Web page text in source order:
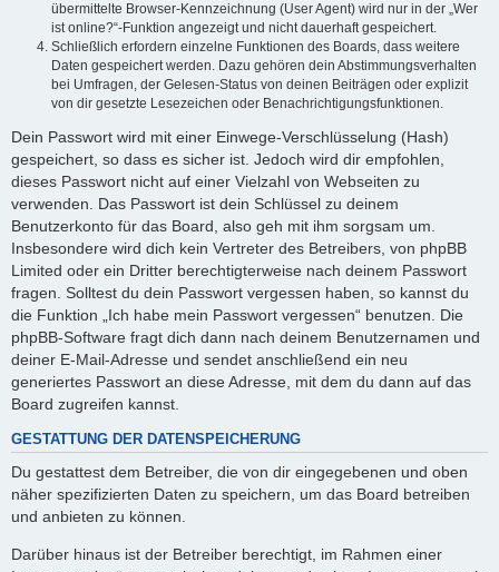
übermittelte Browser-Kennzeichnung (User Agent) wird nur in der „Wer
ist online?“-Funktion angezeigt und nicht dauerhaft gespeichert.
Schließlich erfordern einzelne Funktionen des Boards, dass weitere
Daten gespeichert werden. Dazu gehören dein Abstimmungsverhalten
bei Umfragen, der Gelesen-Status von deinen Beiträgen oder explizit
von dir gesetzte Lesezeichen oder Benachrichtigungsfunktionen.
Dein Passwort wird mit einer Einwege-Verschlüsselung (Hash)
gespeichert, so dass es sicher ist. Jedoch wird dir empfohlen,
dieses Passwort nicht auf einer Vielzahl von Webseiten zu
verwenden. Das Passwort ist dein Schlüssel zu deinem
Benutzerkonto für das Board, also geh mit ihm sorgsam um.
Insbesondere wird dich kein Vertreter des Betreibers, von phpBB
Limited oder ein Dritter berechtigterweise nach deinem Passwort
fragen. Solltest du dein Passwort vergessen haben, so kannst du
die Funktion „Ich habe mein Passwort vergessen“ benutzen. Die
phpBB-Software fragt dich dann nach deinem Benutzernamen und
deiner E-Mail-Adresse und sendet anschließend ein neu
generiertes Passwort an diese Adresse, mit dem du dann auf das
Board zugreifen kannst.
GESTATTUNG DER DATENSPEICHERUNG
Du gestattest dem Betreiber, die von dir eingegebenen und oben
näher spezifizierten Daten zu speichern, um das Board betreiben
und anbieten zu können.
Darüber hinaus ist der Betreiber berechtigt, im Rahmen einer